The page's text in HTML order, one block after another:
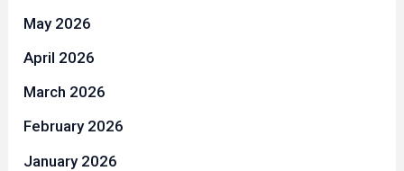
May 2026
April 2026
March 2026
February 2026
January 2026